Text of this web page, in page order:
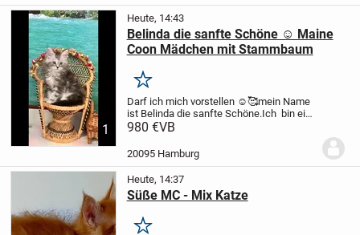
1
Heute, 14:43
Belinda die sanfte Schöne ☺️ Maine
Coon Mädchen mit Stammbaum
Merken
Darf ich mich vorstellen ☺️🥰mein Name
ist Belinda die sanfte Schöne.Ich bin ein
hübsches black-Silver-tabby Maine Coon
etwas ruhigere Maus. Beobachte,
980 €VB
20095 Hamburg
Heute, 14:37
Süße MC - Mix Katze